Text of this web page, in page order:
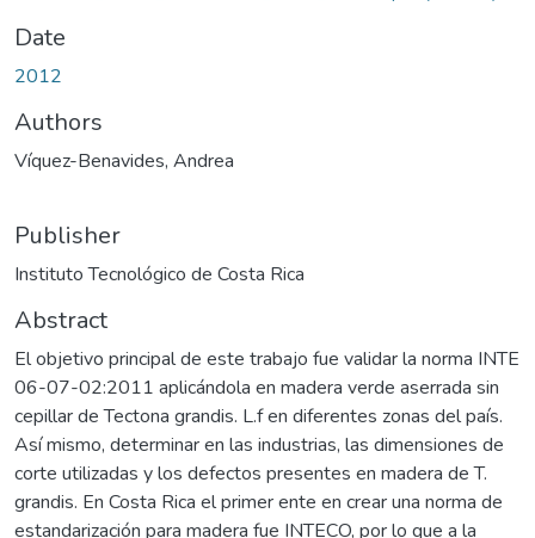
Date
2012
Authors
Víquez-Benavides, Andrea
Publisher
Instituto Tecnológico de Costa Rica
Abstract
El objetivo principal de este trabajo fue validar la norma INTE
06-07-02:2011 aplicándola en madera verde aserrada sin
cepillar de Tectona grandis. L.f en diferentes zonas del país.
Así mismo, determinar en las industrias, las dimensiones de
corte utilizadas y los defectos presentes en madera de T.
grandis. En Costa Rica el primer ente en crear una norma de
estandarización para madera fue INTECO, por lo que a la